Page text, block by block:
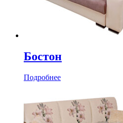
Бостон
Подробнее